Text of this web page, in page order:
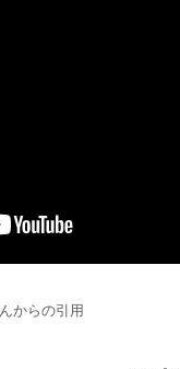
からの引用